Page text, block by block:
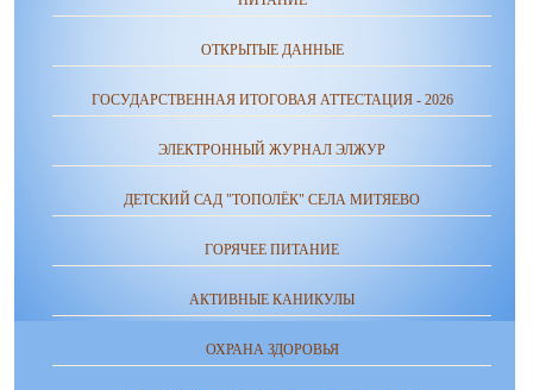
ОТКРЫТЫЕ ДАННЫЕ
ГОСУДАРСТВЕННАЯ ИТОГОВАЯ АТТЕСТАЦИЯ - 2026
ЭЛЕКТРОННЫЙ ЖУРНАЛ ЭЛЖУР
ДЕТСКИЙ САД "ТОПОЛЁК" СЕЛА МИТЯЕВО
ГОРЯЧЕЕ ПИТАНИЕ
АКТИВНЫЕ КАНИКУЛЫ
ОХРАНА ЗДОРОВЬЯ